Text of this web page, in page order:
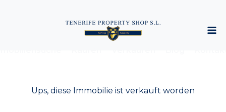
Ups, diese Immobilie ist verkauft worden